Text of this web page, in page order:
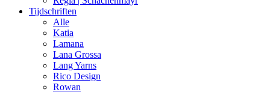
Tijdschriften
Alle
Katia
Lamana
Lana Grossa
Lang Yarns
Rico Design
Rowan